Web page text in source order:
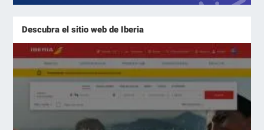
Descubra el sitio web de Iberia